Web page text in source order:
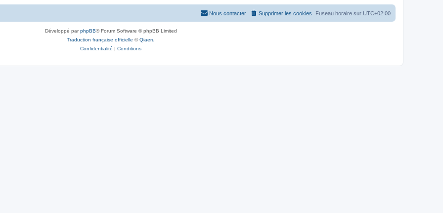
Fuseau horaire sur UTC+02:00
Supprimer les cookies
Nous contacter
Développé parphpBB® Forum Software © phpBB Limited
Traduction française officielle ©Qiaeru
Confidentialité | Conditions